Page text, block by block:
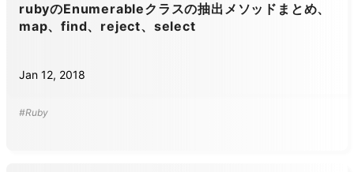
rubyのEnumerableクラスの抽出メソッドまとめ、
map、find、reject、select
Jan 12, 2018
#Ruby